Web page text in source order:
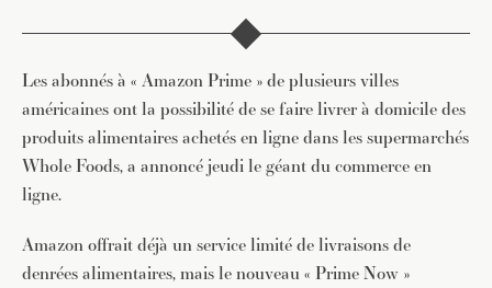
Les abonnés à « Amazon Prime » de plusieurs villes
américaines ont la possibilité de se faire livrer à domicile des
produits alimentaires achetés en ligne dans les supermarchés
Whole Foods, a annoncé jeudi le géant du commerce en
ligne.
Amazon offrait déjà un service limité de livraisons de
denrées alimentaires, mais le nouveau « Prime Now »